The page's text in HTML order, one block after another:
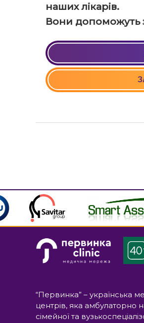
наших лікарів.
Вони допоможуть
“Первинка” – українська
центрів, яка амбулаторно
сімейної та